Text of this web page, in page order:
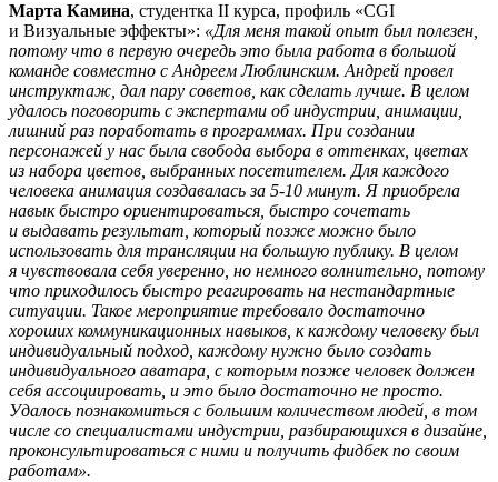
Марта Камина, студентка II курса, профиль «CGI
и Визуальные эффекты»: «Для меня такой опыт был полезен,
потому что в первую очередь это была работа в большой
команде совместно с Андреем Люблинским. Андрей провел
инструктаж, дал пару советов, как сделать лучше. В целом
удалось поговорить с экспертами об индустрии, анимации,
лишний раз поработать в программах. При создании
персонажей у нас была свобода выбора в оттенках, цветах
из набора цветов, выбранных посетителем. Для каждого
человека анимация создавалась за 5-10 минут. Я приобрела
навык быстро ориентироваться, быстро сочетать
и выдавать результат, который позже можно было
использовать для трансляции на большую публику. В целом
я чувствовала себя уверенно, но немного волнительно, потому
что приходилось быстро реагировать на нестандартные
ситуации. Такое мероприятие требовало достаточно
хороших коммуникационных навыков, к каждому человеку был
индивидуальный подход, каждому нужно было создать
индивидуального аватара, с которым позже человек должен
себя ассоциировать, и это было достаточно не просто.
Удалось познакомиться с большим количеством людей, в том
числе со специалистами индустрии, разбирающихся в дизайне,
проконсультироваться с ними и получить фидбек по своим
работам».